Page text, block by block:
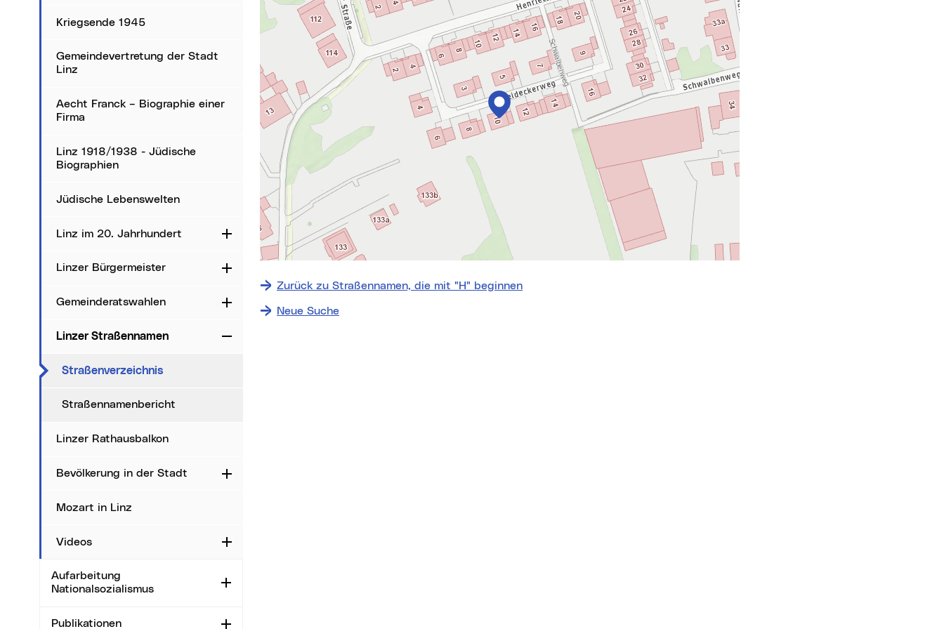
Kriegsende 1945
Gemeindevertretung der Stadt
Linz
Aecht Franck – Biographie einer
Firma
Linz 1918/1938 - Jüdische
Biographien
Jüdische Lebenswelten
Linz im 20. Jahrhundert Aufklappen
Linzer Bürgermeister Aufklappen
Gemeinderatswahlen Aufklappen
Linzer Straßennamen Zuklappen
Straßenverzeichnis(aktueller Menüpunkt)
Straßennamenbericht
Linzer Rathausbalkon
Bevölkerung in der Stadt Aufklappen
Mozart in Linz
Videos Aufklappen
Aufarbeitung
Nationalsozialismus
Aufklappen
Publikationen Aufklappen
⇧
Zurück zu Straßennamen, die mit "H" beginnen
Neue Suche